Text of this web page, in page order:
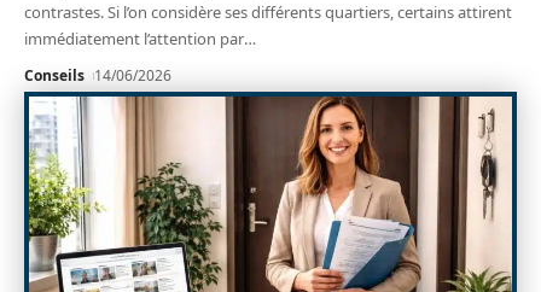
contrastes. Si l’on considère ses différents quartiers, certains attirent
immédiatement l’attention par…
Conseils 14/06/2026